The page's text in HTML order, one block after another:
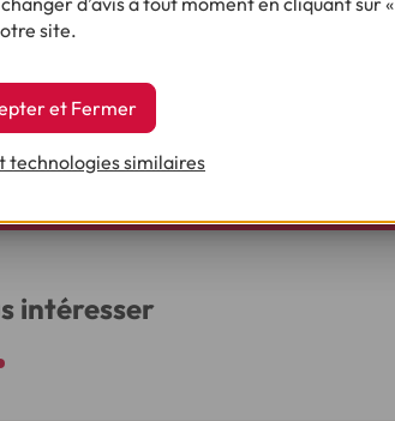
réaliser vos projets ?
intéresser
site.
et Fermer
technologies similaires